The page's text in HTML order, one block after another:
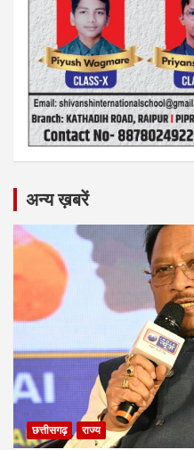
अन्य ख़बरें
छत्तीसगढ़ राज्य